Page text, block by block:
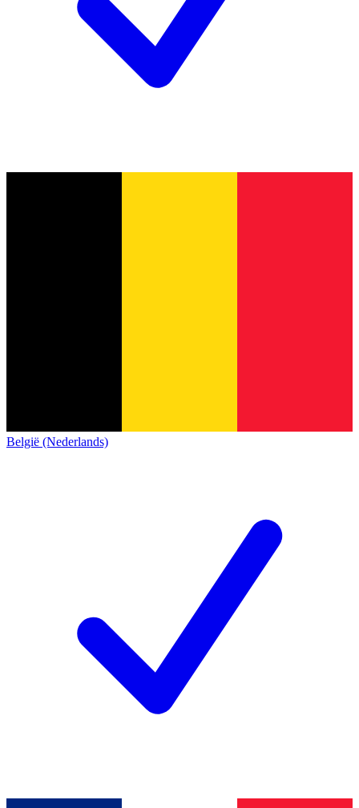
België (Nederlands)